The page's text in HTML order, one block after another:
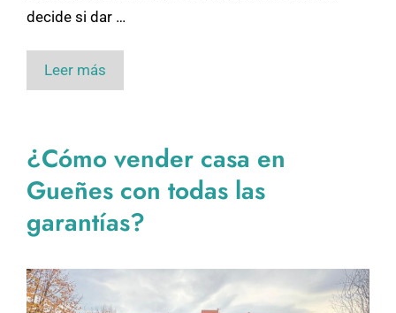
decide si dar …
Leer más
¿Cómo vender casa en
Gueñes con todas las
garantías?